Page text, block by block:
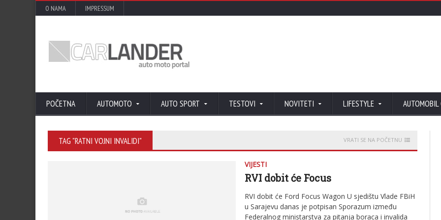
O NAMA IMPRESSUM
POČETNA AUTOMOTO AUTO SPORT TESTOVI NOVITETI LIFESTYLE AUTOMOBIL
TAG "RATNI VOJNI INVALIDI" VRATI SE NA POČETNU
VIJESTI
RVI dobit će Focus
RVI dobit će Ford Focus Wagon U sjedištu Vlade FBiH
u Sarajevu danas je potpisan Sporazum između
Federalnog ministarstva za pitanja boraca i invalida